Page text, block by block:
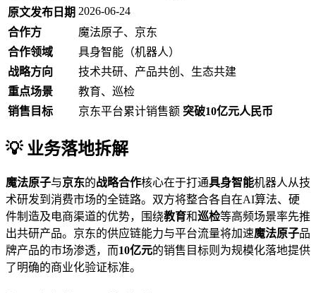
原文发布日期 2026-06-24
合作方
魔法原子、京东
合作领域
具身智能（机器人）
战略方向
技术共研、产品共创、生态共建
重点场景
教育、巡检
销售目标
京东平台累计销售额 突破10亿元人民币
💡 业务落地拆解
魔法原子与京东的战略合作核心在于打通具身智能机器人从技
术研发到消费市场的全链路。双方将整合各自在AI算法、硬
件制造及电商渠道的优势，围绕教育和巡检等高频场景率先推
出共研产品。京东的供应链能力与平台流量将加速魔法原子品
牌产品的市场渗透，而10亿元的销售目标则为规模化落地提供
了明确的商业化验证标准。